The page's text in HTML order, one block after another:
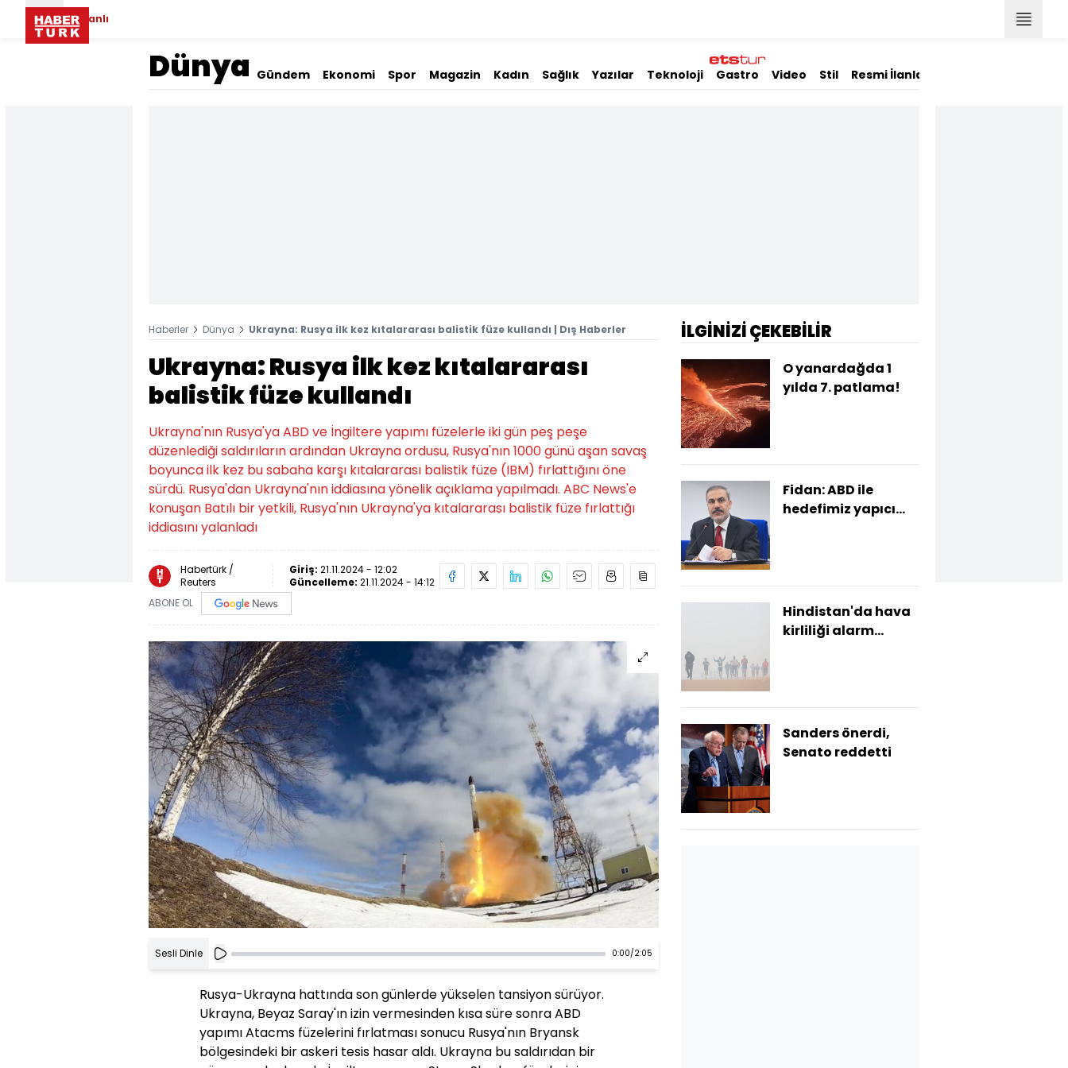
Canlı
Dünya Gündem Ekonomi Spor Magazin Kadın Sağlık Yazılar Teknoloji Gastro Video Stil Resmi İlanlar
Haberler Dünya Ukrayna: Rusya ilk kez kıtalararası balistik füze kullandı | Dış Haberler
Ukrayna: Rusya ilk kez kıtalararası
balistik füze kullandı
Ukrayna'nın Rusya'ya ABD ve İngiltere yapımı füzelerle iki gün peş peşe
düzenlediği saldırıların ardından Ukrayna ordusu, Rusya'nın 1000 günü aşan savaş
boyunca ilk kez bu sabaha karşı kıtalararası balistik füze (IBM) fırlattığını öne
sürdü. Rusya'dan Ukrayna'nın iddiasına yönelik açıklama yapılmadı. ABC News'e
konuşan Batılı bir yetkili, Rusya'nın Ukrayna'ya kıtalararası balistik füze fırlattığı
iddiasını yalanladı
Habertürk /
Reuters
Giriş: 21.11.2024 - 12:02
Güncelleme: 21.11.2024 - 14:12
ABONE OL
Sesli Dinle 0:00/2:05
Rusya-Ukrayna hattında son günlerde yükselen tansiyon sürüyor.
Ukrayna, Beyaz Saray'ın izin vermesinden kısa süre sonra ABD
yapımı Atacms füzelerini fırlatması sonucu Rusya'nın Bryansk
bölgesindeki bir askeri tesis hasar aldı. Ukrayna bu saldırıdan bir
İLGİNİZİ ÇEKEBİLİR
O yanardağda 1
yılda 7. patlama!
Fidan: ABD ile
hedefimiz yapıcı
Hindistan'da hava
kirliliği alarm
Sanders önerdi,
Senato reddetti